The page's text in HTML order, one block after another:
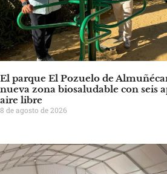
El parque El Pozuelo de
nueva zona biosaludable con seis
aire libre
8 de agosto de 2026